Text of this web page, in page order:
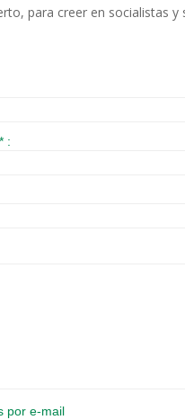
para creer en socialistas y
:
por e-mail